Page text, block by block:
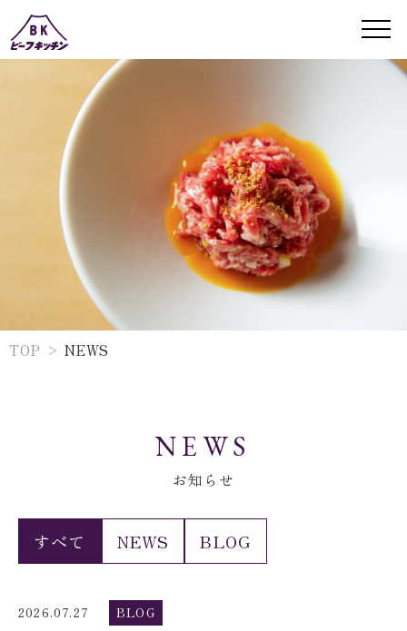
TOP NEWS
NEWS
お知らせ
すべて NEWS BLOG
2026.07.27 BLOG